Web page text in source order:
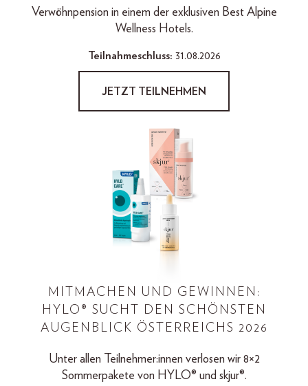
Verwöhnpension in einem der exklusiven Best Alpine
Wellness Hotels.
Teilnahmeschluss: 31.08.2026
JETZT TEILNEHMEN
MITMACHEN UND GEWINNEN:
HYLO® SUCHT DEN SCHÖNSTEN
AUGENBLICK ÖSTERREICHS 2026
Unter allen Teilnehmer:innen verlosen wir 8×2
Sommerpakete von HYLO® und skjur®.